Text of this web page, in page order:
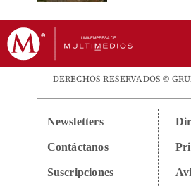
DERECHOS RESERVADOS ©
Newsletters
Contáctanos
Suscripciones